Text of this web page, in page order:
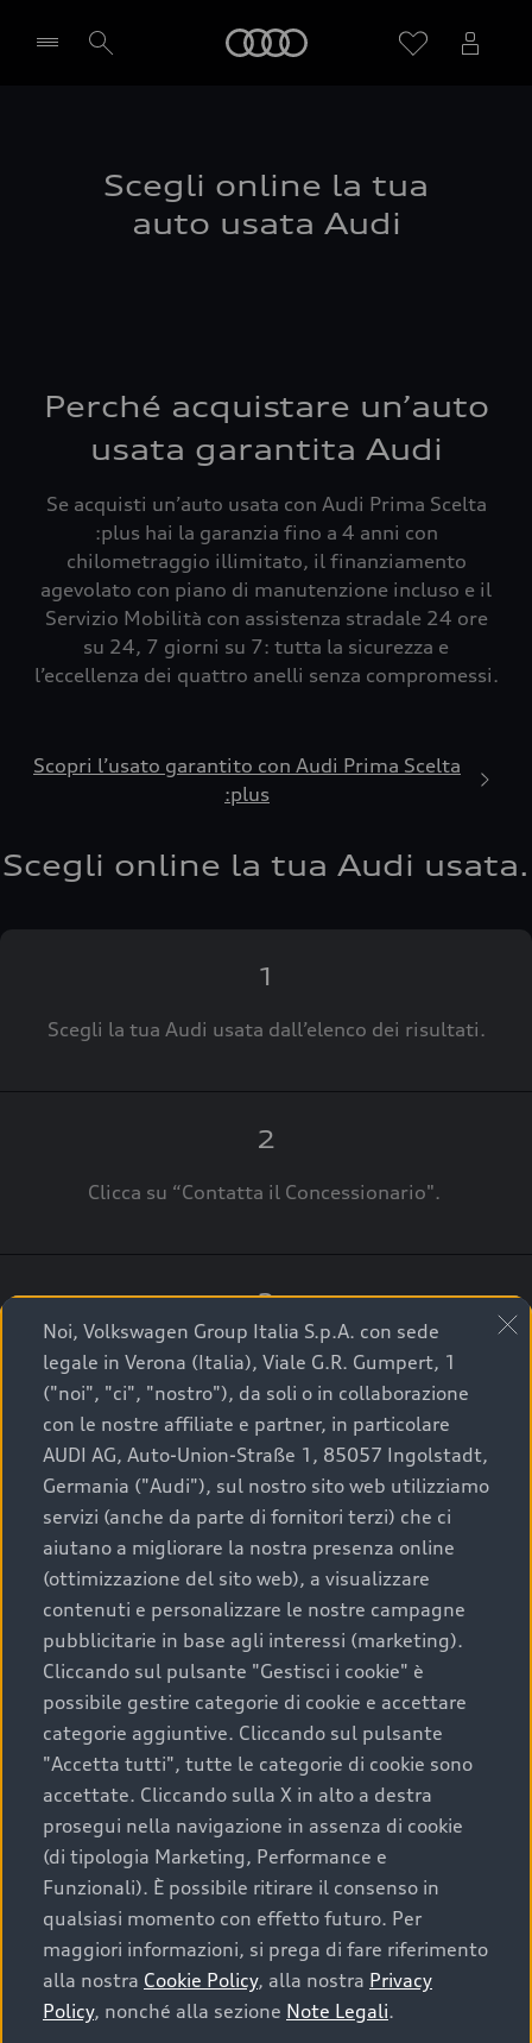
Scegli online la tua
auto usata Audi
Perché acquistare un’auto
usata garantita Audi
Se acquisti un’auto usata con Audi Prima Scelta
:plus hai la garanzia fino a 4 anni con
chilometraggio illimitato, il finanziamento
agevolato con piano di manutenzione incluso e il
Servizio Mobilità con assistenza stradale 24 ore
su 24, 7 giorni su 7: tutta la sicurezza e
l’eccellenza dei quattro anelli senza compromessi.
Scopri l’usato garantito con Audi Prima Scelta
:plus
Scegli online la tua Audi usata.
1
Scegli la tua Audi usata dall’elenco dei risultati.
2
Clicca su “Contatta il Concessionario".
3
A breve verrai ricontattato dal Customer Care
Audi Center o direttamente dal Concessionario
che ti supporterà per finalizzare la tua richiesta.
La qualità di acquistare
un’auto usata Audi
Scegliere un’auto usata è una decisione che coniuga
convenienza, affidabilità e sostenibilità. Per fare un
acquisto sicuro, è essenziale considerare aspetti
determinanti come la garanzia inclusa e l’affidabilità del
marchio. Audi offre l’auto usata perfetta tramite Audi
Prima Scelta :plus
Cosa sapere prima di
acquistare la tua prossima
auto
Noi, Volkswagen Group Italia S.p.A. con sede
legale in Verona (Italia), Viale G.R. Gumpert, 1
("noi", "ci", "nostro"), da soli o in collaborazione
con le nostre affiliate e partner, in particolare
AUDI AG, Auto-Union-Straße 1, 85057 Ingolstadt,
Germania ("Audi"), sul nostro sito web utilizziamo
servizi (anche da parte di fornitori terzi) che ci
aiutano a migliorare la nostra presenza online
(ottimizzazione del sito web), a visualizzare
contenuti e personalizzare le nostre campagne
pubblicitarie in base agli interessi (marketing).
Cliccando sul pulsante "Gestisci i cookie" è
possibile gestire categorie di cookie e accettare
categorie aggiuntive. Cliccando sul pulsante
"Accetta tutti", tutte le categorie di cookie sono
accettate. Cliccando sulla X in alto a destra
prosegui nella navigazione in assenza di cookie
(di tipologia Marketing, Performance e
Funzionali). È possibile ritirare il consenso in
qualsiasi momento con effetto futuro. Per
maggiori informazioni, si prega di fare riferimento
alla nostra Cookie Policy, alla nostra Privacy
Policy, nonché alla sezione Note Legali.